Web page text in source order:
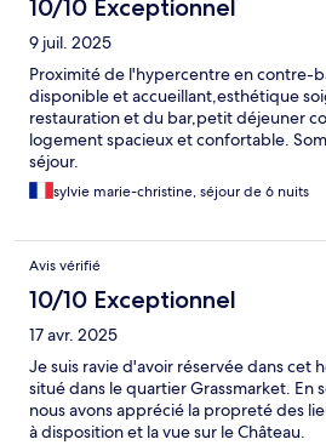
10/10 Exceptionnel
9 juil. 2025
Proximité de l'hypercentre en contre-
disponible et accueillant,esthétique
restauration et du bar,petit déjeuner
logement spacieux et confortable.
séjour.
sylvie marie-christine, séjour de 6 nuits
Avis vérifié
10/10 Exceptionnel
17 avr. 2025
Je suis ravie d'avoir réservée dans cet
situé dans le quartier Grassmarket. En
nous avons apprécié la propreté des
à disposition et la vue sur le Château.